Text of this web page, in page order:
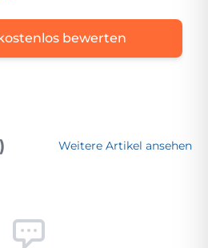
bewerten
Weitere Artikel ansehen